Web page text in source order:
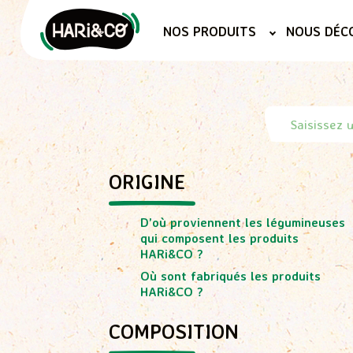
Aller
contenu
NOS PRODUITS NOUS
e
c
h
e
h
e
r
d
a
n
s
ORIGINE
D’où proviennent les légumineuses
qui composent les produits
HARi&CO ?
Où sont fabriqués les produits
HARi&CO ?
COMPOSITION